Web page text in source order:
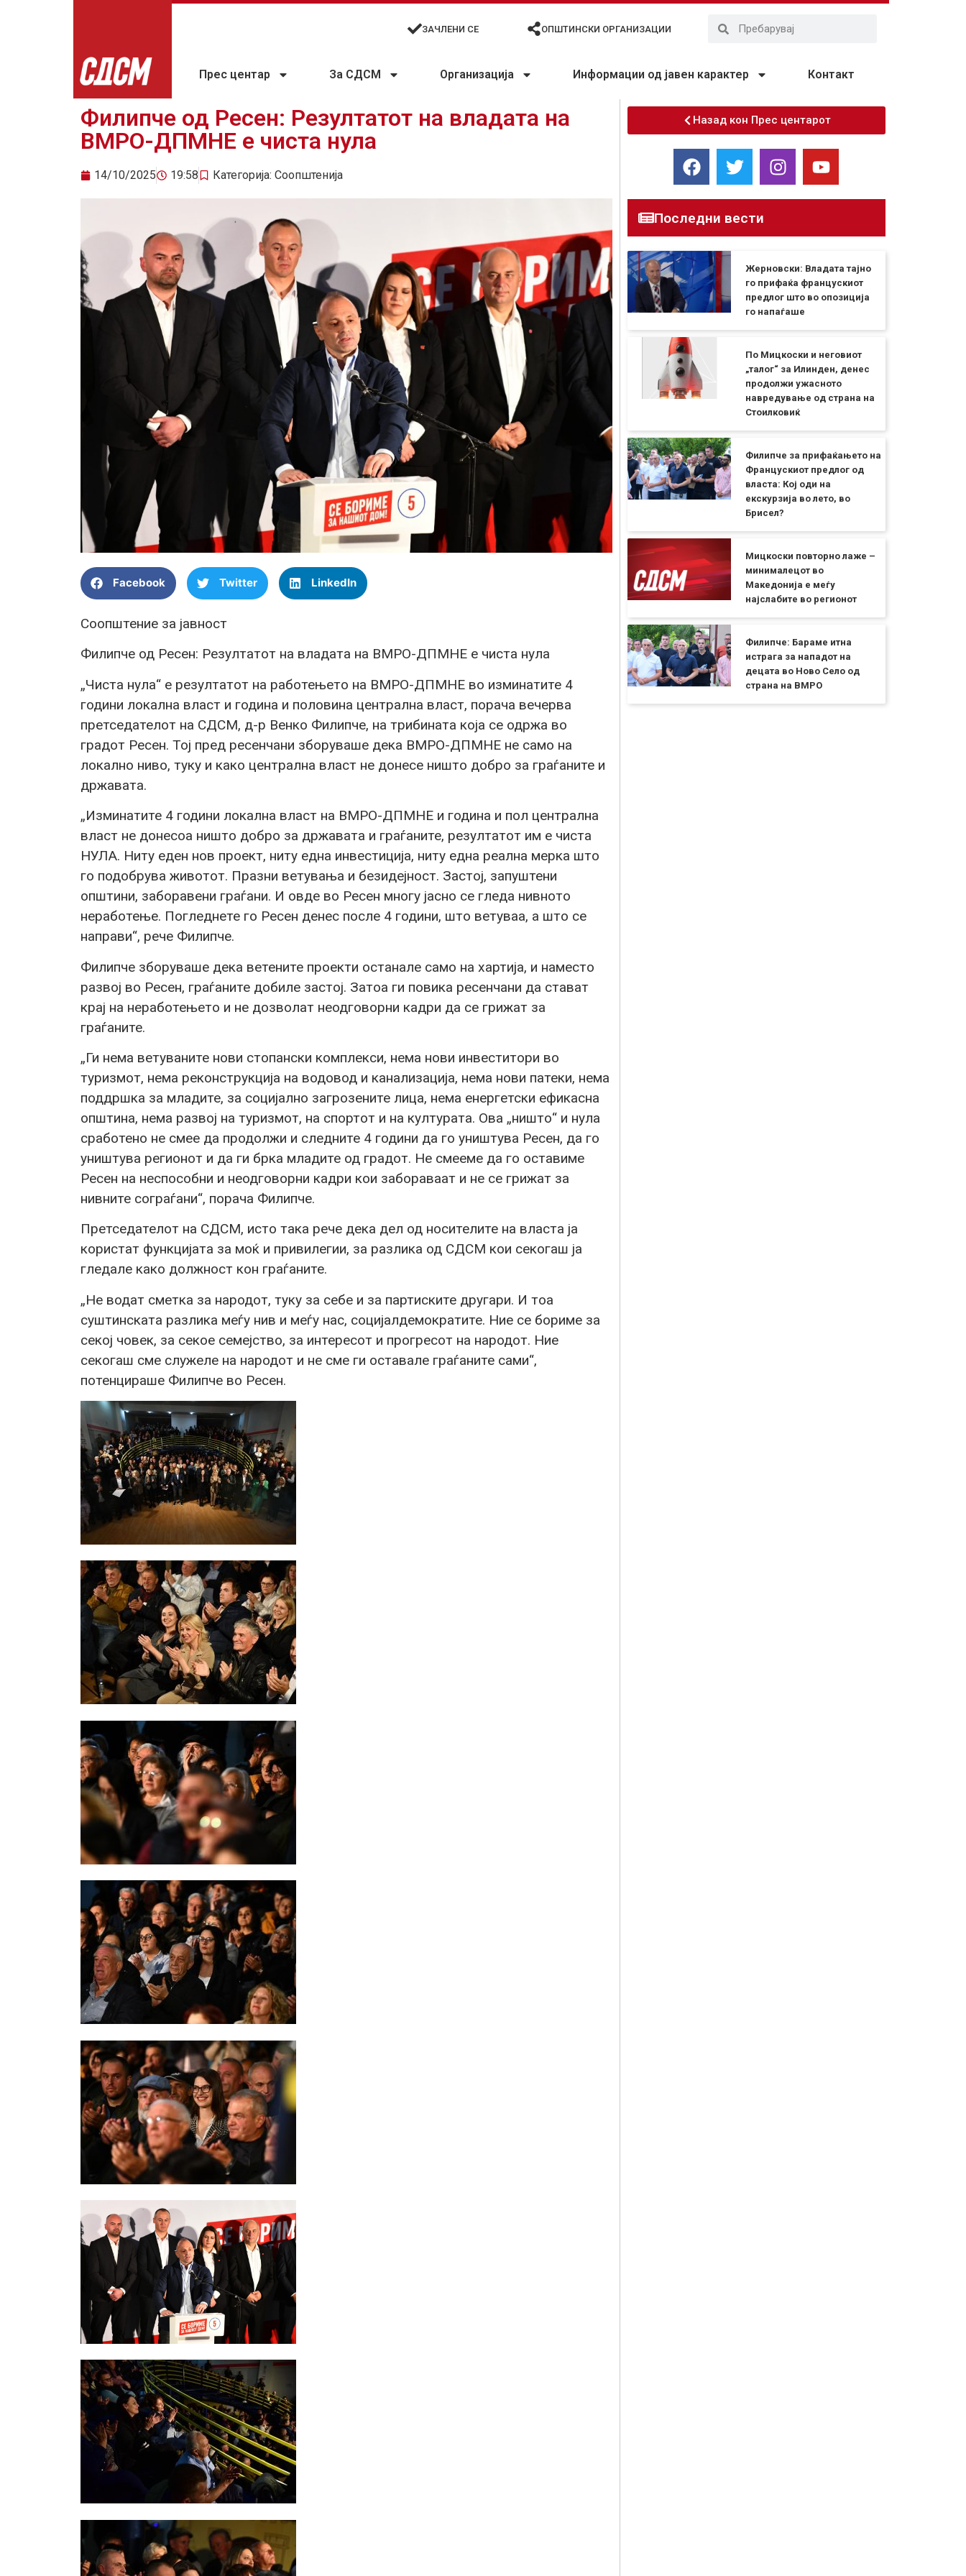
ЗАЧЛЕНИ СЕ ОПШТИНСКИ ОРГАНИЗАЦИИ
Прес центар За СДСМ Организација Информации од јавен карактер Контакт
Филипче од Ресен: Резултатот на владата на
ВМРО-ДПМНЕ е чиста нула
14/10/2025 19:58 Категорија: Соопштенија
Facebook Twitter LinkedIn
Соопштение за јавност
Филипче од Ресен: Резултатот на владата на ВМРО-ДПМНЕ е чиста нула
„Чиста нула“ е резултатот на работењето на ВМРО-ДПМНЕ во изминатите 4
години локална власт и година и половина централна власт, порача вечерва
претседателот на СДСМ, д-р Венко Филипче, на трибината која се одржа во
градот Ресен. Тој пред ресенчани зборуваше дека ВМРО-ДПМНЕ не само на
локално ниво, туку и како централна власт не донесе ништо добро за граѓаните и
државата.
„Изминатите 4 години локална власт на ВМРО-ДПМНЕ и година и пол централна
власт не донесоа ништо добро за државата и граѓаните, резултатот им е чиста
НУЛА. Ниту еден нов проект, ниту една инвестиција, ниту една реална мерка што
го подобрува животот. Празни ветувања и безидејност. Застој, запуштени
општини, заборавени граѓани. И овде во Ресен многу јасно се гледа нивното
неработење. Погледнете го Ресен денес после 4 години, што ветуваа, а што се
направи“, рече Филипче.
Филипче зборуваше дека ветените проекти останале само на хартија, и наместо
развој во Ресен, граѓаните добиле застој. Затоа ги повика ресенчани да стават
крај на неработењето и не дозволат неодговорни кадри да се грижат за
граѓаните.
„Ги нема ветуваните нови стопански комплекси, нема нови инвеститори во
туризмот, нема реконструкција на водовод и канализација, нема нови патеки, нема
поддршка за младите, за социјално загрозените лица, нема енергетски ефикасна
општина, нема развој на туризмот, на спортот и на културата. Ова „ништо“ и нула
сработено не смее да продолжи и следните 4 години да го уништува Ресен, да го
уништува регионот и да ги брка младите од градот. Не смееме да го оставиме
Ресен на неспособни и неодговорни кадри кои забораваат и не се грижат за
нивните сограѓани“, порача Филипче.
Претседателот на СДСМ, исто така рече дека дел од носителите на власта ја
користат функцијата за моќ и привилегии, за разлика од СДСМ кои секогаш ја
гледале како должност кон граѓаните.
„Не водат сметка за народот, туку за себе и за партиските другари. И тоа
суштинската разлика меѓу нив и меѓу нас, социјалдемократите. Ние се бориме за
секој човек, за секое семејство, за интересот и прогресот на народот. Ние
секогаш сме служеле на народот и не сме ги оставале граѓаните сами“,
потенцираше Филипче во Ресен.
Назад кон Прес центарот
Последни вести
Жерновски: Владата тајно
го прифаќа францускиот
предлог што во опозиција
го напаѓаше
По Мицкоски и неговиот
„талог“ за Илинден, денес
продолжи ужасното
навредување од страна на
Стоилковиќ
Филипче за прифаќањето на
Францускиот предлог од
власта: Кој оди на
екскурзија во лето, во
Брисел?
Мицкоски повторно лаже –
минималецот во
Македонија е меѓу
најслабите во регионот
Филипче: Бараме итна
истрага за нападот на
децата во Ново Село од
страна на ВМРО